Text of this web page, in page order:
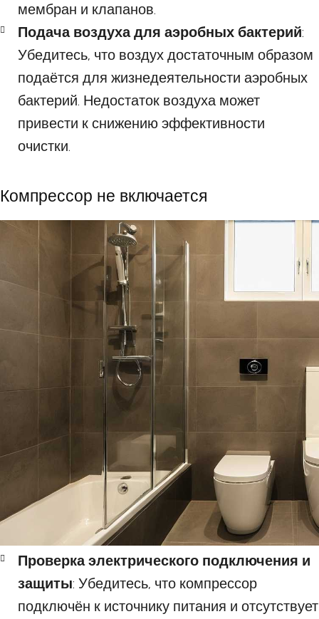
мембран и клапанов.
Подача воздуха для аэробных бактерий:
Убедитесь, что воздух достаточным образом
подаётся для жизнедеятельности аэробных
бактерий. Недостаток воздуха может
привести к снижению эффективности
очистки.
Компрессор не включается
Проверка электрического подключения и
защиты: Убедитесь, что компрессор
подключён к источнику питания и отсутствует